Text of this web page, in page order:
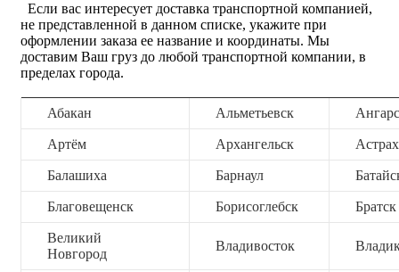
Если вас интересует доставка транспортной компанией,
не представленной в данном списке, укажите при
оформлении заказа ее название и координаты. Мы
доставим Ваш груз до любой транспортной компании, в
пределах города.
Абакан Альметьевск
Артём Архангельск
Балашиха Барнаул
Благовещенск Борисоглебск Братск
Великий
Новгород
Владивосток